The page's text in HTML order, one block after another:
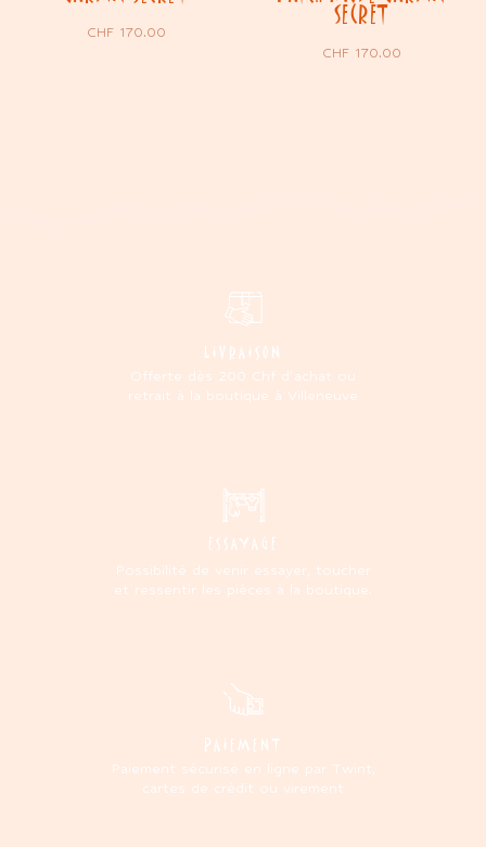
CHF170.00
SECRET
CHF170.00
LIVRAISON
Offerte dès 200 Chf d'achat ou
retrait à la boutique à Villeneuve
ESSAYAGE
Possibilité de venir essayer, toucher
et ressentir les pièces à la boutique.
PAIEMENT
Paiement sécurisé en ligne par Twint,
cartes de crédit ou virement